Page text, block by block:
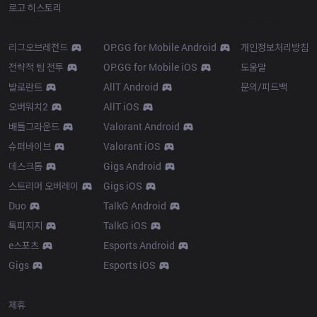
로고 히스토리
리그오브레전드
전략적 팀 전투
발로란트
오버워치2
배틀그라운드
슈퍼바이브
데스크톱
스트리머 오버레이
Duo
톡피지지
e스포츠
Gigs
OP.GG for Mobile Android
OP.GG for Mobile iOS
AllT Android
AllT iOS
Valorant Android
Valorant iOS
Gigs Android
Gigs iOS
TalkG Android
TalkG iOS
Esports Android
Esports iOS
개인정보처리방침
도움말
문의/피드백
제휴